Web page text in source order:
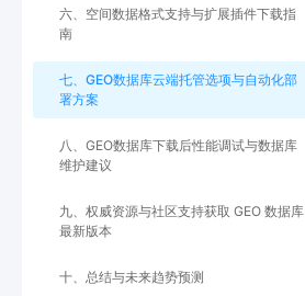
六、空间数据格式支持与扩展插件下载指
南
七、GEO数据库云端托管选项与自动化部
署方案
八、GEO数据库下载后性能调试与数据库
维护建议
九、权威资源与社区支持获取 GEO 数据库
最新版本
十、总结与未来趋势预测